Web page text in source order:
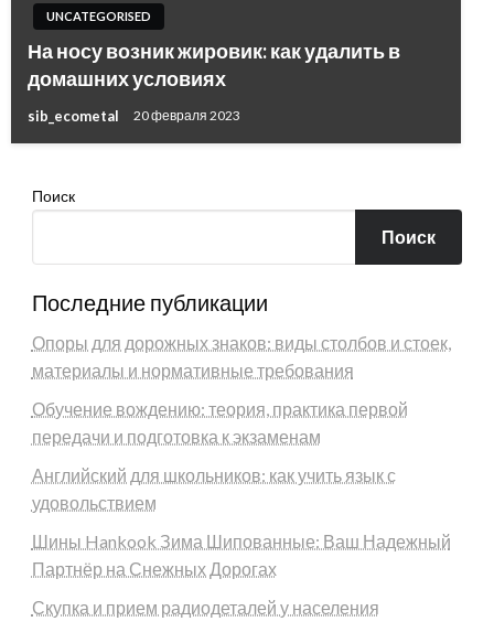
UNCATEGORISED
На носу возник жировик: как удалить в
домашних условиях
sib_ecometal 20 февраля 2023
Поиск
Поиск
Последние публикации
Опоры для дорожных знаков: виды столбов и стоек,
материалы и нормативные требования
Обучение вождению: теория, практика первой
передачи и подготовка к экзаменам
Английский для школьников: как учить язык с
удовольствием
Шины Hankook Зима Шипованные: Ваш Надежный
Партнёр на Снежных Дорогах
Скупка и прием радиодеталей у населения